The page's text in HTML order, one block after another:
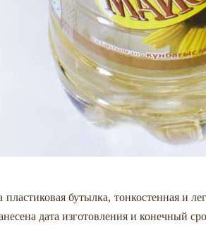
пластиковая бутылка, тонкостенная и
дата изготовления и конечный